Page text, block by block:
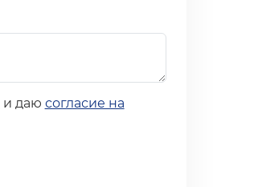
и даю согласие на